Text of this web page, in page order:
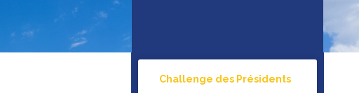
Challenge des Présidents